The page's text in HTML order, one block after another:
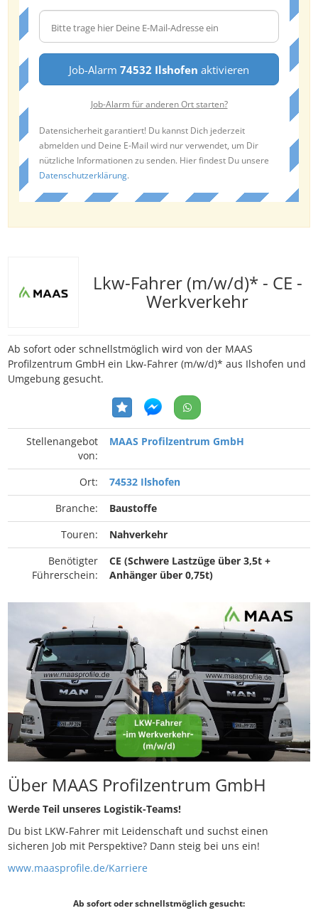
Job-Alarm 74532 Ilshofen aktivieren
Job-Alarm für anderen Ort starten?
Datensicherheit garantiert! Du kannst Dich jederzeit
abmelden und Deine E-Mail wird nur verwendet, um Dir
nützliche Informationen zu senden. Hier findest Du unsere
Datenschutzerklärung.
Lkw-Fahrer (m/w/d)* - CE -
Werkverkehr
Ab sofort oder schnellstmöglich wird von der MAAS
Profilzentrum GmbH ein Lkw-Fahrer (m/w/d)* aus Ilshofen und
Umgebung gesucht.
Stellenangebot
von:
MAAS Profilzentrum GmbH
Ort:
74532 Ilshofen
Branche:
Baustoffe
Touren:
Nahverkehr
Benötigter
Führerschein:
CE (Schwere Lastzüge über 3,5t +
Anhänger über 0,75t)
Über MAAS Profilzentrum GmbH
Werde Teil unseres Logistik-Teams!
Du bist LKW-Fahrer mit Leidenschaft und suchst einen
sicheren Job mit Perspektive? Dann steig bei uns ein!
www.maasprofile.de/Karriere
Ab sofort oder schnellstmöglich gesucht: